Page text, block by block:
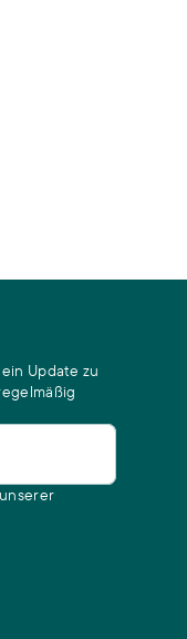
Update zu